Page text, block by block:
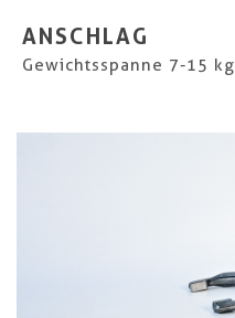
ANSCHLAG
Gewichtsspanne 7-15 kg